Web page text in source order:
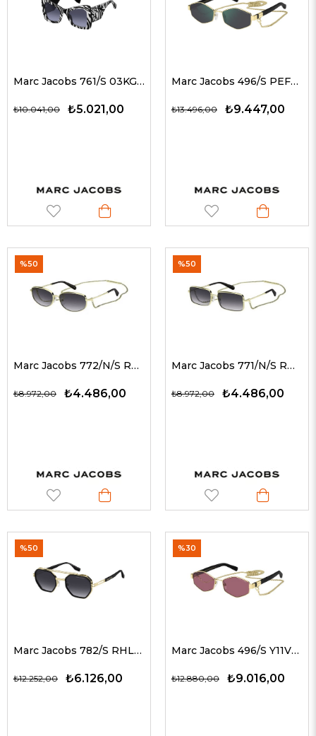
Marc Jacobs 761/S 03KGB 52 G Kadın Güneş Gözlükleri
₺5.021,00
₺10.041,00
Marc Jacobs 496/S PEFMT 55 Marc Jacobs Güneş Gözlüğü
₺9.447,00
₺13.496,00
Marc Jacobs 772/N/S RHL9O 61 G Kadın Güneş Gözlükleri
₺4.486,00
₺8.972,00
%50
Marc Jacobs 771/N/S RHL9O 59 G Kadın Güneş Gözlükleri
₺4.486,00
₺8.972,00
%50
Marc Jacobs 782/S RHL9O 54 G Kadın Güneş Gözlükleri
₺6.126,00
₺12.252,00
%50
Marc Jacobs 496/S Y11VC 55 G Kadın Güneş Gözlükleri
₺9.016,00
₺12.880,00
%30